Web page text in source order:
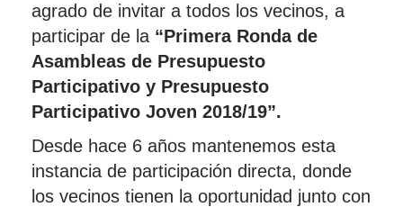
agrado de invitar a todos los vecinos, a
participar de la “Primera Ronda de
Asambleas de Presupuesto
Participativo y Presupuesto
Participativo Joven 2018/19”.
Desde hace 6 años mantenemos esta
instancia de participación directa, donde
los vecinos tienen la oportunidad junto con